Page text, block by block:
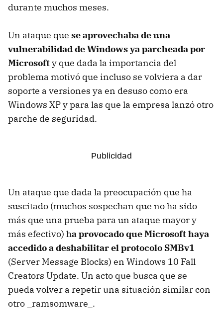
durante muchos meses.
Un ataque que se aprovechaba de una
vulnerabilidad de Windows ya parcheada por
Microsofty que dada la importancia del
problema motivó que incluso se volviera a dar
soporte a versiones ya en desuso como era
Windows XP y para las que la empresa lanzó otro
parche de seguridad.
Un ataque que dada la preocupación que ha
suscitado (muchos sospechan que no ha sido
más que una prueba para un ataque mayor y
más efectivo) ha provocado que Microsoft haya
accedido a deshabilitar el protocolo SMBv1
(Server Message Blocks) en Windows 10 Fall
Creators Update. Un acto que busca que se
pueda volver a repetir una situación similar con
otro _ramsomware_.